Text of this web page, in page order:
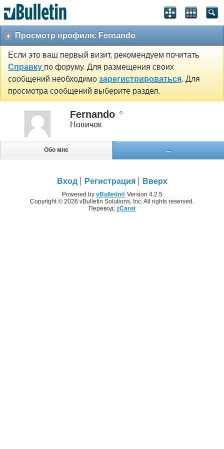
Просмотр профиля: Fernando
Если это ваш первый визит, рекомендуем почитать
Справку по форуму. Для размещения своих
сообщений необходимо зарегистрироваться. Для
просмотра сообщений выберите раздел.
Fernando
Новичок
Обо мне ...
Вход Регистрация Вверх
Powered by vBulletin®Version 4.2.5
Copyright © 2026 vBulletin Solutions, Inc. All rights reserved.
Перевод: zCarot